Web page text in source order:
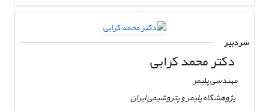
سردبیر
دکتر محمد کرابی
مهندسی پلیمر
پژوهشگاه پلیمر و پتروشیمی ایران